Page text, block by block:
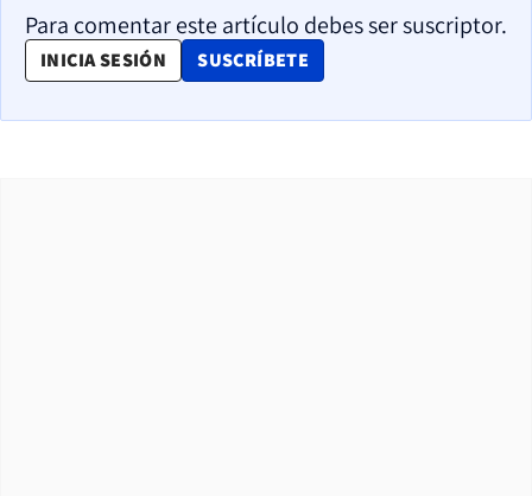
Para comentar este artículo debes ser suscriptor.
INICIA SESIÓN SUSCRÍBETE
OPENS IN NEW WINDOW